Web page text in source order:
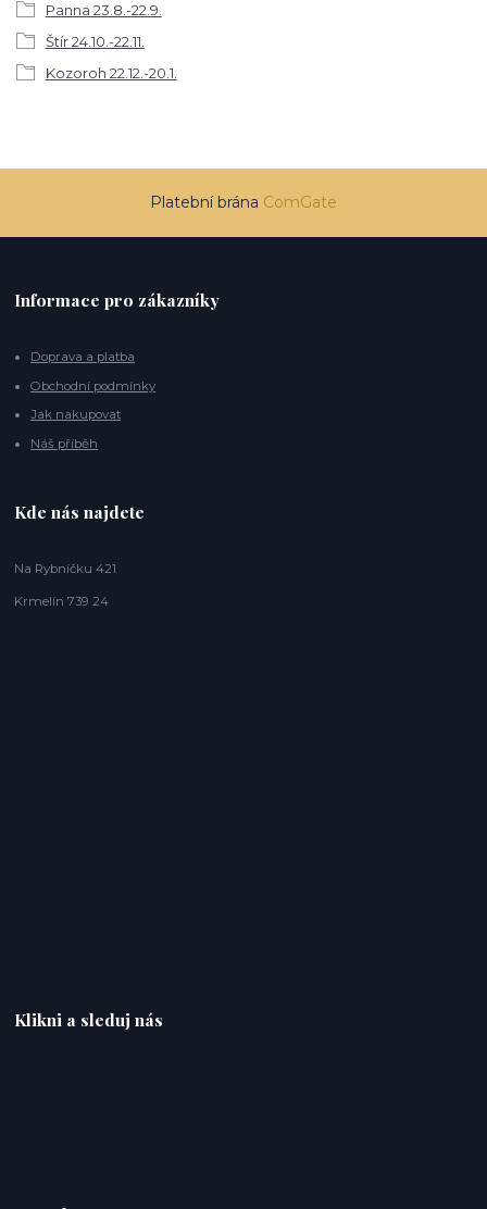
Panna 23.8.-22.9.
Štír 24.10.-22.11.
Kozoroh 22.12.-20.1.
Platební brána ComGate
Informace pro zákazníky
Doprava a platba
Obchodní podmínky
Jak nakupovat
Náš příběh
Kde nás najdete
Na Rybníčku 421
Krmelín 739 24
Klikni a sleduj nás